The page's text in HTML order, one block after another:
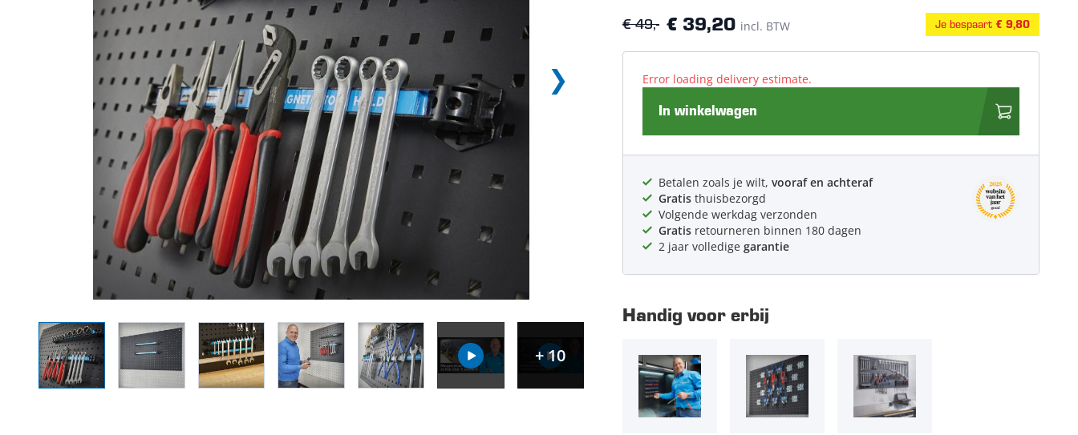
+ 10
€ 49,- € 39,20 incl. BTW Je bespaart € 9,80
Error loading delivery estimate.
In winkelwagen
Betalen zoals je wilt, vooraf en achteraf
Gratis thuisbezorgd
Volgende werkdag verzonden
Gratis retourneren binnen 180 dagen
2 jaar volledige garantie
Handig voor erbij